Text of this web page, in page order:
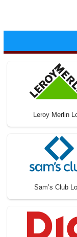
Leroy Merlin
Sam’s Club